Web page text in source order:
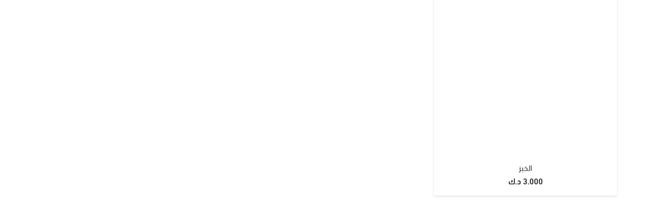
الخبز
3.000 د.ك